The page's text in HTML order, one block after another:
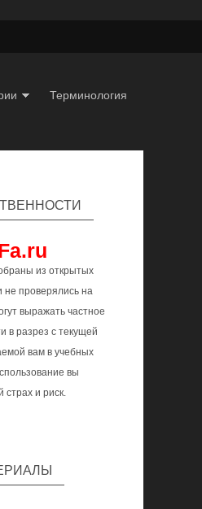
Терминология
из открытых
не проверялись на
выражать частное
в разрез с текущей
вам в учебных
вы
страх и риск.